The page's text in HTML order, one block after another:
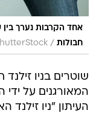
אחד הקרבות נערך בין
חבולות /
שוטרים בניו זילנד
המאורגנים על ידי
העיתון "ניו